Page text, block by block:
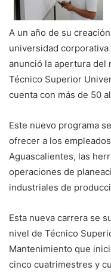
A un año de su
universidad
anunció la apertura del
Técnico Superior
cuenta con más de 50
Este nuevo programa
ofrecer a los
Aguascalientes, las
operaciones de
industriales de
Esta nueva carrera se
nivel de Técnico
Mantenimiento que
cinco cuatrimestres y